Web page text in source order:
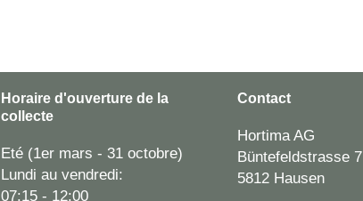
Horaire d'ouverture de la
collecte
Eté (1er mars - 31 octobre)
Lundi au vendredi:
07:15 - 12:00
Contact
Hortima AG
Büntefeldstrasse 7
5812 Hausen